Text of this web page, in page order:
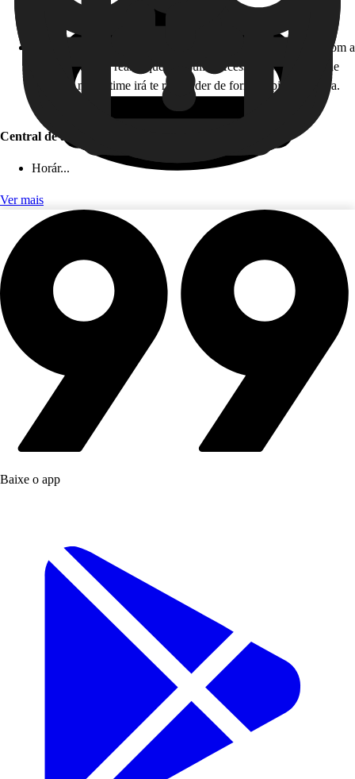
Horário de atendimento: 24 horas, todos os dias!
Como funciona: caso você não esteja disponível para falar com a
gente em tempo real, fique tranquilo! Acesse nossa Central de
Ajuda, e nosso time irá te responder de forma rápida e segura.
Central de ajuda (app)
Horár...
Ver mais
Baixe o app